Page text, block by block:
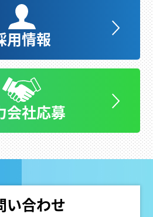
用情報
会社応募
い合わせ